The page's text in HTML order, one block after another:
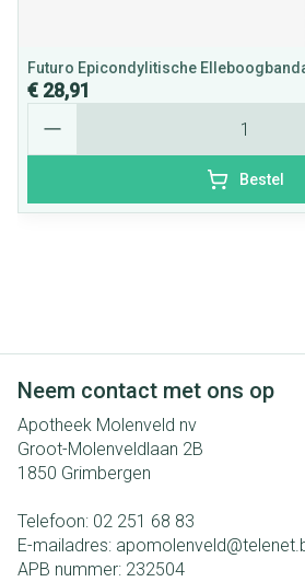
Futuro Epicondylitische
€ 28,91
Bestel
Neem contact met ons op
Apotheek Molenveld nv
Groot-Molenveldlaan 2B
1850 Grimbergen
Telefoon: 02 251 68 83
E-mailadres: apomolenveld@
APB nummer: 232504